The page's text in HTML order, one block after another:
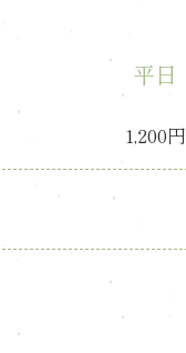
平日
1,200円